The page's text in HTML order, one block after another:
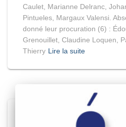
Caulet, Marianne Delranc,
Pintueles, Margaux Valensi.
donné leur procuration (6) :
Grenouillet, Claudine Loquen,
Thierry Lire la suite